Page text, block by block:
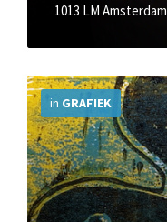
1013 LM Amsterdam
in GRAFIEK
More
Info